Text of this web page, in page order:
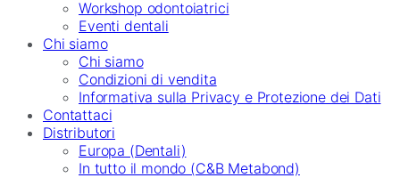
Workshop odontoiatrici
Eventi dentali
Chi siamo
Chi siamo
Condizioni di vendita
Informativa sulla Privacy e Protezione dei Dati
Contattaci
Distributori
Europa (Dentali)
In tutto il mondo (C&B Metabond)